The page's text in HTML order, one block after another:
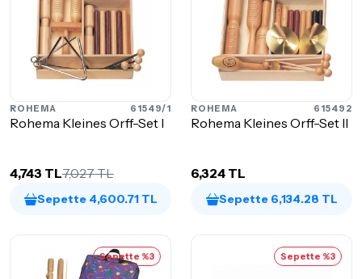
ROHEMA 61549/1
Rohema Kleines Orff-Set I
4,743 TL7,027 TL
Sepette 4,600.71 TL
ROHEMA 615492
Rohema Kleines Orff-Set II
6,324 TL
Sepette 6,134.28 TL
Sepette %3 Sepette %3